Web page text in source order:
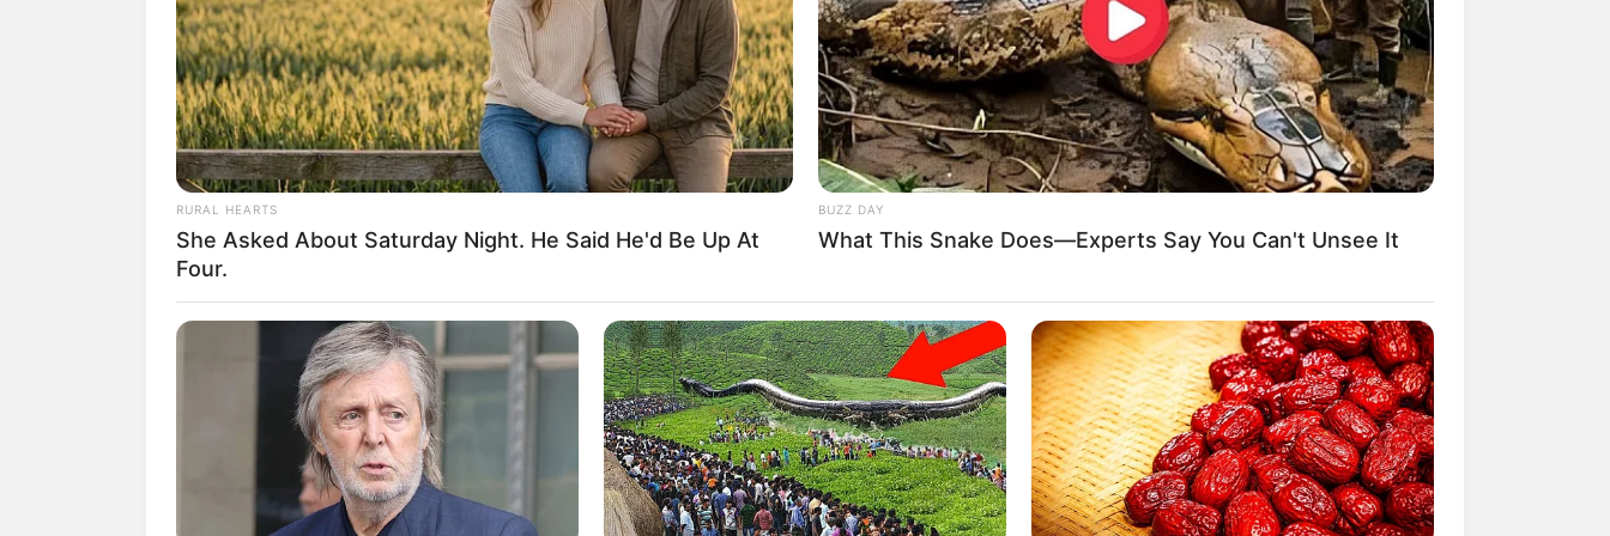
RURAL HEARTS
She Asked About Saturday Night. He Said He'd Be Up At
Four.
BUZZ DAY
What This Snake Does—Experts Say You Can't Unsee It